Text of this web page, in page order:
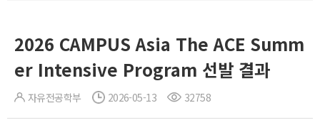
2026 CAMPUS Asia The ACE Summ
er Intensive Program 선발 결과
자유전공학부 2026-05-13 32758